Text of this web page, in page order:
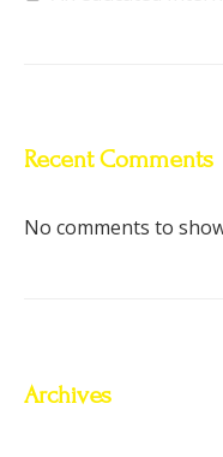
Recent Comments
No comments to
Archives